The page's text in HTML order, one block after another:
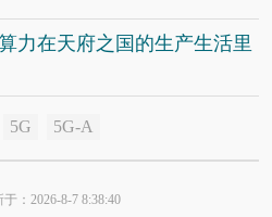
力在天府之国的生产生活里
5G 5G-A
：2026-8-7 8:38:40